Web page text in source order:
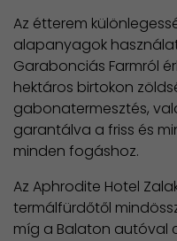
Az étterem
alapanyagok
Garabonciás Farmról
hektáros birtokon
gabonatermesztés,
garantálva a friss és
minden fogáshoz.
Az Aphrodite Hotel
termálfürdőtől
míg a Balaton autóval